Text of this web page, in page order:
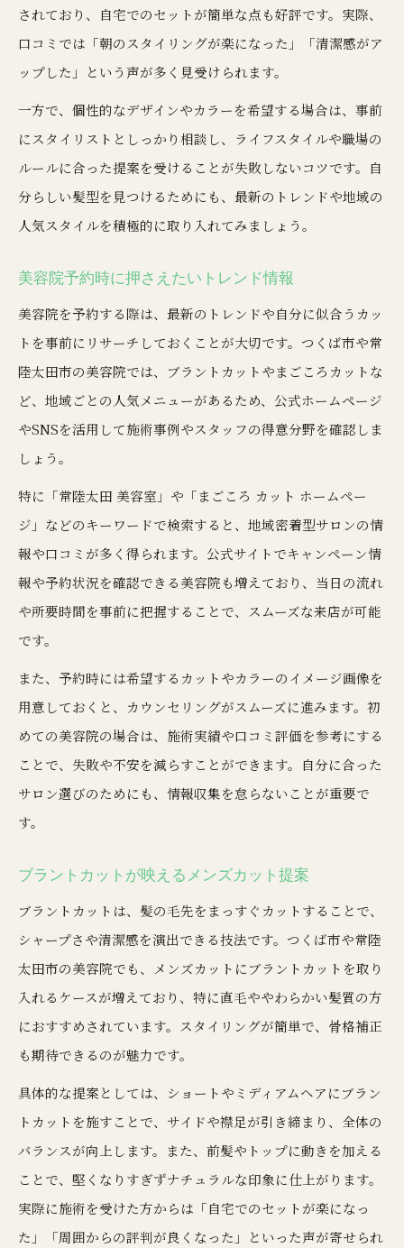
されており、自宅でのセットが簡単な点も好評です。実際、
口コミでは「朝のスタイリングが楽になった」「清潔感がア
ップした」という声が多く見受けられます。
一方で、個性的なデザインやカラーを希望する場合は、事前
にスタイリストとしっかり相談し、ライフスタイルや職場の
ルールに合った提案を受けることが失敗しないコツです。自
分らしい髪型を見つけるためにも、最新のトレンドや地域の
人気スタイルを積極的に取り入れてみましょう。
美容院予約時に押さえたいトレンド情報
美容院を予約する際は、最新のトレンドや自分に似合うカッ
トを事前にリサーチしておくことが大切です。つくば市や常
陸太田市の美容院では、ブラントカットやまごころカットな
ど、地域ごとの人気メニューがあるため、公式ホームページ
やSNSを活用して施術事例やスタッフの得意分野を確認しま
しょう。
特に「常陸太田 美容室」や「まごころ カット ホームペー
ジ」などのキーワードで検索すると、地域密着型サロンの情
報や口コミが多く得られます。公式サイトでキャンペーン情
報や予約状況を確認できる美容院も増えており、当日の流れ
や所要時間を事前に把握することで、スムーズな来店が可能
です。
また、予約時には希望するカットやカラーのイメージ画像を
用意しておくと、カウンセリングがスムーズに進みます。初
めての美容院の場合は、施術実績や口コミ評価を参考にする
ことで、失敗や不安を減らすことができます。自分に合った
サロン選びのためにも、情報収集を怠らないことが重要で
す。
ブラントカットが映えるメンズカット提案
ブラントカットは、髪の毛先をまっすぐカットすることで、
シャープさや清潔感を演出できる技法です。つくば市や常陸
太田市の美容院でも、メンズカットにブラントカットを取り
入れるケースが増えており、特に直毛ややわらかい髪質の方
におすすめされています。スタイリングが簡単で、骨格補正
も期待できるのが魅力です。
具体的な提案としては、ショートやミディアムヘアにブラン
トカットを施すことで、サイドや襟足が引き締まり、全体の
バランスが向上します。また、前髪やトップに動きを加える
ことで、堅くなりすぎずナチュラルな印象に仕上がります。
実際に施術を受けた方からは「自宅でのセットが楽になっ
た」「周囲からの評判が良くなった」といった声が寄せられ